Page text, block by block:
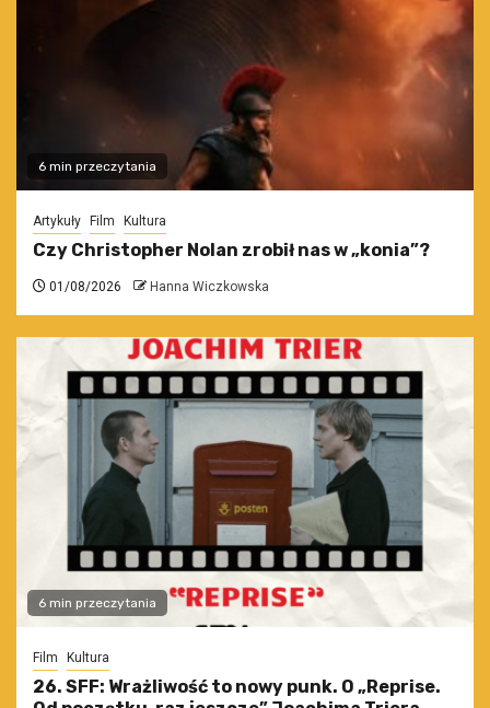
6 min przeczytania
Artykuły Film Kultura
Czy Christopher Nolan zrobił nas w „konia”?
01/08/2026 Hanna Wiczkowska
6 min przeczytania
Film Kultura
26. SFF: Wrażliwość to nowy punk. O „Reprise.